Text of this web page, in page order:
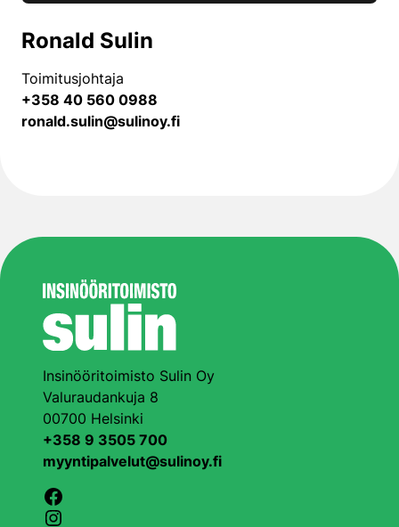
Ronald Sulin
Toimitusjohtaja
+358 40 560 0988
ronald.sulin@sulinoy.fi
Insinööritoimisto Sulin Oy
Valuraudankuja 8
00700 Helsinki
+358 9 3505 700
myyntipalvelut@sulinoy.fi
Facebook
Instagram